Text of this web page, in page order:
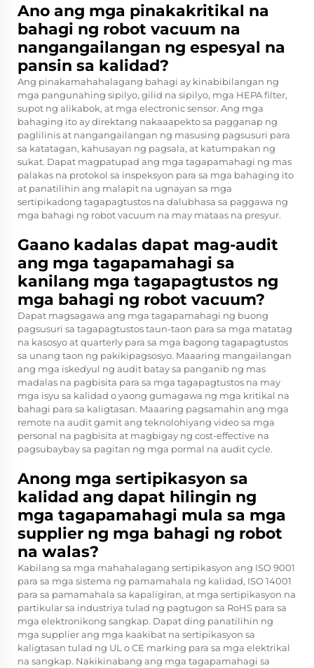
Ano ang mga pinakakritikal na
bahagi ng robot vacuum na
nangangailangan ng espesyal na
pansin sa kalidad?
Ang pinakamahahalagang bahagi ay kinabibilangan ng
mga pangunahing sipilyo, gilid na sipilyo, mga HEPA filter,
supot ng alikabok, at mga electronic sensor. Ang mga
bahaging ito ay direktang nakaaapekto sa pagganap ng
paglilinis at nangangailangan ng masusing pagsusuri para
sa katatagan, kahusayan ng pagsala, at katumpakan ng
sukat. Dapat magpatupad ang mga tagapamahagi ng mas
palakas na protokol sa inspeksyon para sa mga bahaging ito
at panatilihin ang malapit na ugnayan sa mga
sertipikadong tagapagtustos na dalubhasa sa paggawa ng
mga bahagi ng robot vacuum na may mataas na presyur.
Gaano kadalas dapat mag-audit
ang mga tagapamahagi sa
kanilang mga tagapagtustos ng
mga bahagi ng robot vacuum?
Dapat magsagawa ang mga tagapamahagi ng buong
pagsusuri sa tagapagtustos taun-taon para sa mga matatag
na kasosyo at quarterly para sa mga bagong tagapagtustos
sa unang taon ng pakikipagsosyo. Maaaring mangailangan
ang mga iskedyul ng audit batay sa panganib ng mas
madalas na pagbisita para sa mga tagapagtustos na may
mga isyu sa kalidad o yaong gumagawa ng mga kritikal na
bahagi para sa kaligtasan. Maaaring pagsamahin ang mga
remote na audit gamit ang teknolohiyang video sa mga
personal na pagbisita at magbigay ng cost-effective na
pagsubaybay sa pagitan ng mga pormal na audit cycle.
Anong mga sertipikasyon sa
kalidad ang dapat hilingin ng
mga tagapamahagi mula sa mga
supplier ng mga bahagi ng robot
na walas?
Kabilang sa mga mahahalagang sertipikasyon ang ISO 9001
para sa mga sistema ng pamamahala ng kalidad, ISO 14001
para sa pamamahala sa kapaligiran, at mga sertipikasyon na
partikular sa industriya tulad ng pagtugon sa RoHS para sa
mga elektronikong sangkap. Dapat ding panatilihin ng
mga supplier ang mga kaakibat na sertipikasyon sa
kaligtasan tulad ng UL o CE marking para sa mga elektrikal
na sangkap. Nakikinabang ang mga tagapamahagi sa